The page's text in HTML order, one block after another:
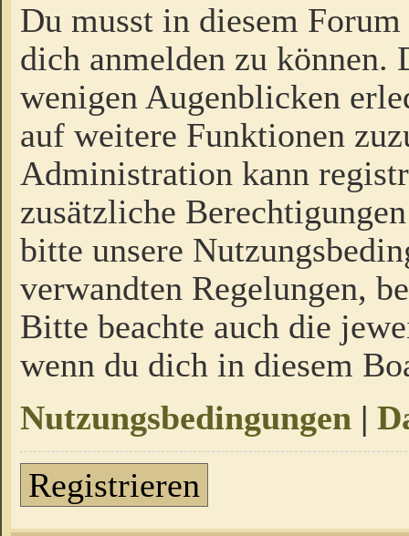
Du musst in diesem
dich anmelden zu
wenigen Augenblicken
auf weitere Funktionen
Administration kann
zusätzliche
bitte unsere
verwandten Regelungen,
Bitte beachte auch die
wenn du dich in diesem
Nutzungsbedingungen |
Registrieren